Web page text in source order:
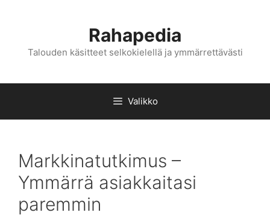
Rahapedia
Talouden käsitteet selkokielellä ja ymmärrettävästi
Valikko
Markkinatutkimus –
Ymmärrä asiakkaitasi
paremmin